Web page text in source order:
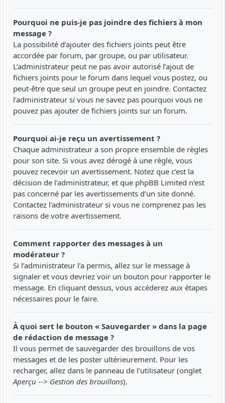
Pourquoi ne puis-je pas joindre des fichiers à mon
message ?
La possibilité d’ajouter des fichiers joints peut être
accordée par forum, par groupe, ou par utilisateur.
L’administrateur peut ne pas avoir autorisé l’ajout de
fichiers joints pour le forum dans lequel vous postez, ou
peut-être que seul un groupe peut en joindre. Contactez
l’administrateur si vous ne savez pas pourquoi vous ne
pouvez pas ajouter de fichiers joints sur un forum.
Pourquoi ai-je reçu un avertissement ?
Chaque administrateur a son propre ensemble de règles
pour son site. Si vous avez dérogé à une règle, vous
pouvez recevoir un avertissement. Notez que c’est la
décision de l’administrateur, et que phpBB Limited n’est
pas concerné par les avertissements d’un site donné.
Contactez l’administrateur si vous ne comprenez pas les
raisons de votre avertissement.
Comment rapporter des messages à un
modérateur ?
Si l’administrateur l’a permis, allez sur le message à
signaler et vous devriez voir un bouton pour rapporter le
message. En cliquant dessus, vous accéderez aux étapes
nécessaires pour le faire.
À quoi sert le bouton « Sauvegarder » dans la page
de rédaction de message ?
Il vous permet de sauvegarder des brouillons de vos
messages et de les poster ultérieurement. Pour les
recharger, allez dans le panneau de l’utilisateur (onglet
Aperçu --> Gestion des brouillons).